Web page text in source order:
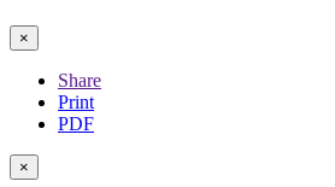
×
Share
Print
PDF
×